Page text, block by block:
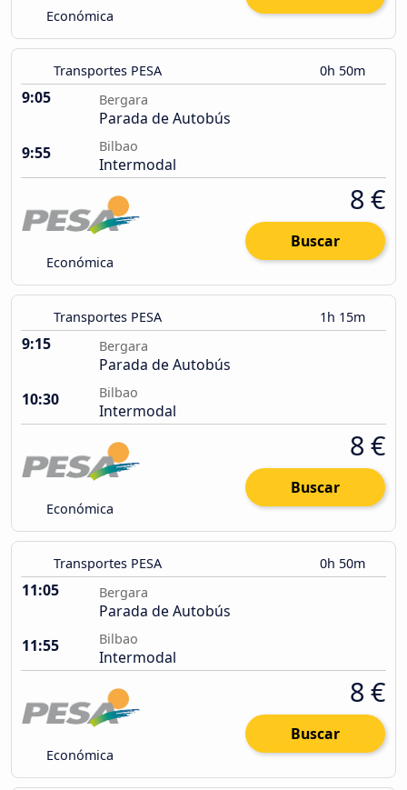
Económica
Transportes PESA 0h 50m
9:05 Bergara
Parada de Autobús
9:55
Bilbao
Intermodal
Económica
8 €
Buscar
Transportes PESA 1h 15m
9:15 Bergara
Parada de Autobús
10:30
Bilbao
Intermodal
Económica
8 €
Buscar
Transportes PESA 0h 50m
11:05 Bergara
Parada de Autobús
11:55
Bilbao
Intermodal
Económica
8 €
Buscar